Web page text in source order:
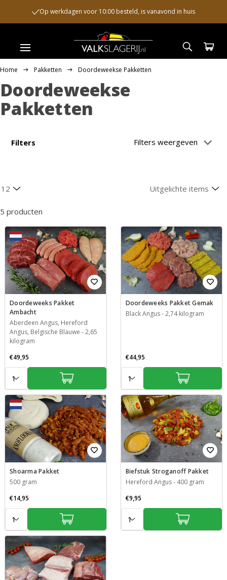
Op werkdagen voor 10:00 besteld, is vanavond in huis
Home Pakketten Doordeweekse Pakketten
Doordeweekse
Pakketten
5 producten
Filters Filters weergeven
Doordeweeks Pakket
Ambacht
Aberdeen Angus, Hereford
Angus, Belgische Blauwe -2,65
kilogram
€49,95
Doordeweeks Pakket Gemak
Black Angus -2,74 kilogram
€44,95
Shoarma Pakket
500 gram
€14,95
Biefstuk Stroganoff Pakket
Hereford Angus - 400 gram
€9,95